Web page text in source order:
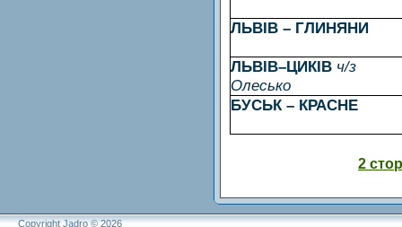
ЛЬВІВ – ГЛИНЯНИ
ЛЬВІВ–ЦИКІВ ч/з
Олесько
БУСЬК – КРАСНЕ
2
Copyright Jadro © 2026